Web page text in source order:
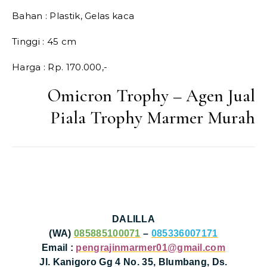
Bahan : Plastik, Gelas kaca
Tinggi : 45 cm
Harga : Rp. 170.000,-
Omicron Trophy – Agen Jual
Piala Trophy Marmer Murah
DALILLA
(WA) 085885100071 – 085336007171
Email : pengrajinmarmer01@gmail.com
Jl. Kanigoro Gg 4 No. 35, Blumbang, Ds.